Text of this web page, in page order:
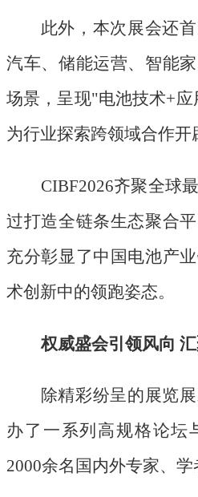
此外，本次展会还
汽车、储能运营、智能
场景，呈现"电池技术+应
为行业探索跨领域合作开
CIBF2026齐聚全球
过打造全链条生态聚合
充分彰显了中国电池产
术创新中的领跑姿态。
权威盛会引领风向
除精彩纷呈的展览
办了一系列高规格论坛
2000余名国内外专家、学